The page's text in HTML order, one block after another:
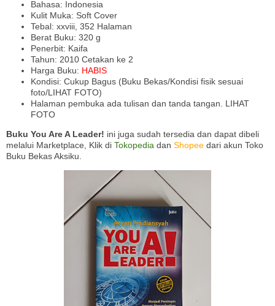
Bahasa: Indonesia
Kulit Muka: Soft Cover
Tebal: xxviii, 352 Halaman
Berat Buku: 320 g
Penerbit: Kaifa
Tahun: 2010 Cetakan ke 2
Harga Buku: HABIS
Kondisi: Cukup Bagus (Buku Bekas/Kondisi fisik sesuai
foto/LIHAT FOTO)
Halaman pembuka ada tulisan dan tanda tangan. LIHAT
FOTO
Buku You Are A Leader! ini juga sudah tersedia dan dapat dibeli
melalui Marketplace, Klik di Tokopedia dan Shopee dari akun Toko
Buku Bekas Aksiku.